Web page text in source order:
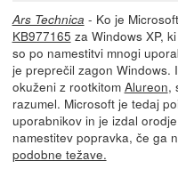
Ars Technica - Ko je
KB977165 za Windows XP,
so po namestitvi mnogi
je preprečil zagon Windows.
okuženi z rootkitom Alureon,
razumel. Microsoft je tedaj
uporabnikov in je izdal
namestitev popravka, če ga
podobne težave.